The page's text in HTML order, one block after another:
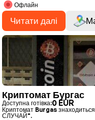
Офлайн
Читати далі
Криптомат Бургас
Доступна готівка:0 EUR
Криптомат Burgas
СЛУЧАЙ".